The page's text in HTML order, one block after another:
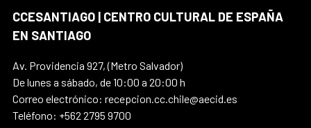
CCESANTIAGO | CENTRO CULTURAL DE ESPAÑA
EN SANTIAGO
Av. Providencia 927, (Metro Salvador)
De lunes a sábado, de 10:00 a 20:00 h
Correo electrónico: recepcion.cc.chile@aecid.es
Teléfono: +562 2795 9700